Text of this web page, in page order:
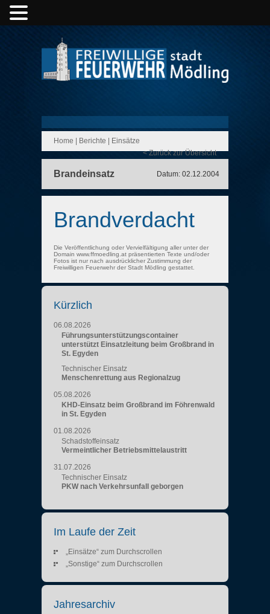
Home Berichte
Einsätze
< Zurück zur Übersicht
Brandeinsatz Datum: 02.12.2004
Brandverdacht
Die Veröffentlichung oder Vervielfältigung aller unter der
Domain www.ffmoedling.at präsentierten Texte und/oder
Fotos ist nur nach ausdrücklicher Zustimmung der
Freiwilligen Feuerwehr der Stadt Mödling gestattet.
Kürzlich
06.08.2026
Führungsunterstützungscontainer
unterstützt Einsatzleitung beim Großbrand in
St. Egyden
Technischer Einsatz
Menschenrettung aus Regionalzug
05.08.2026
KHD-Einsatz beim Großbrand im Föhrenwald
in St. Egyden
01.08.2026
Schadstoffeinsatz
Vermeintlicher Betriebsmittelaustritt
31.07.2026
Technischer Einsatz
PKW nach Verkehrsunfall geborgen
Im Laufe der Zeit
„Einsätze“ zum Durchscrollen
„Sonstige“ zum Durchscrollen
Jahresarchiv